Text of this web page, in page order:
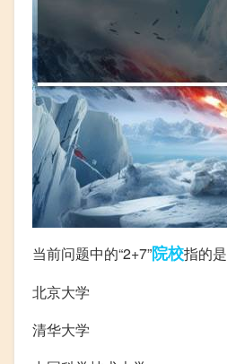
当前问题中的“2+7”院校指的是
北京大学
清华大学